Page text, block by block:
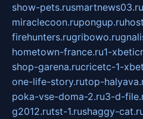
show-pets.rusmartnews03.ru
miraclecoon.rupongup.ru
firehunters.rugribowo.ru
hometown-france.ru1-
shop-garena.rucricetc-1-
one-life-story.rutop-
poka-vse-doma-2.ru3-d-
g2012.rutst-1.rushaggy-